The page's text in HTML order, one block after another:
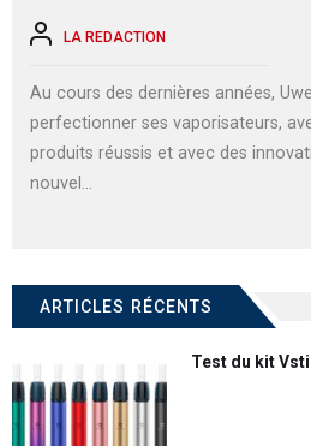
LA REDACTION
Au cours des dernières années,
perfectionner ses vaporisateurs,
produits réussis et avec des
nouvel...
ARTICLES RÉCENTS
Test du kit